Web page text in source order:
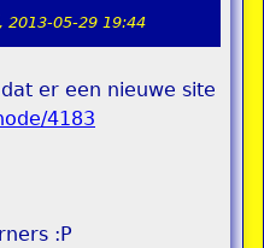
2013-05-29 19:44
er een nieuwe site
4183
:P